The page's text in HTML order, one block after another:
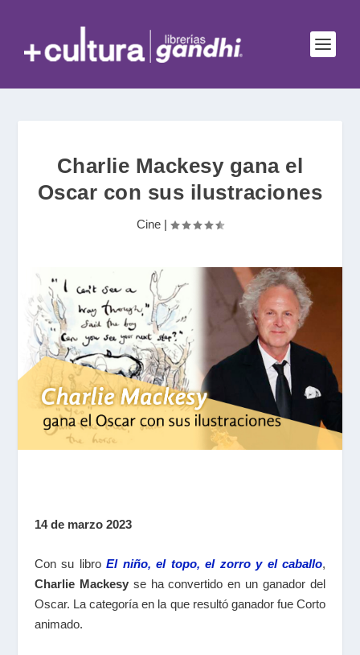
Charlie Mackesy gana el
Oscar con sus ilustraciones
Cine |
14 de marzo 2023
Con su libroEl niño, el topo, el zorro y el caballo,
Charlie Mackesyse ha convertido en un ganador del
Oscar. La categoría en la que resultó ganador fue Corto
animado.